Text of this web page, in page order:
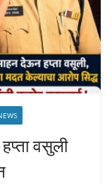
वसुली